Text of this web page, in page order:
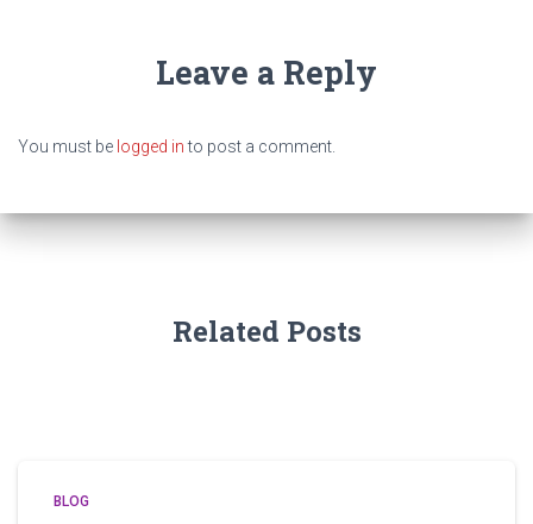
Leave a Reply
You must be logged into post a comment.
Related Posts
BLOG